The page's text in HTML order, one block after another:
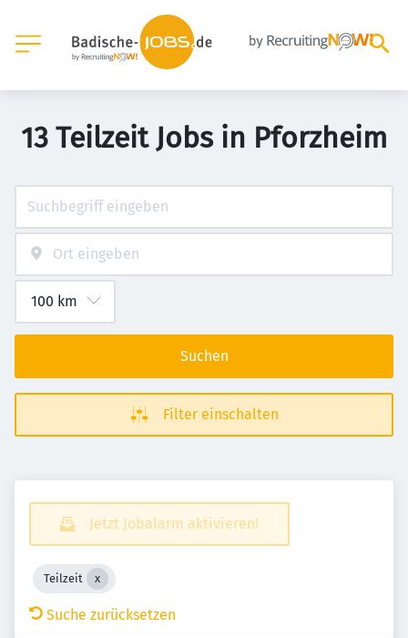
13 Teilzeit Jobs in Pforzheim
Suchen
Filter einschalten
Jetzt Jobalarm aktivieren!
Teilzeit
Suche zurücksetzen